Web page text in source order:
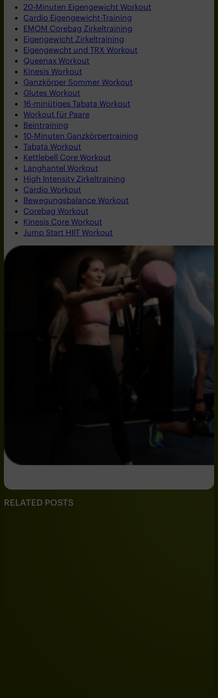
20-Minuten Eigengewicht Workout
Cardio Eigengewicht-Training
EMOM Corebag Zirkeltraining
Eigengewicht Zirkeltraining
Eigengewcht und TRX Workout
Queenax Workout
Kinesis Workout
Ganzkörper Sommer Workout
Glutes Workout
16-minütiges Tabata Workout
Workout für Paare
Beintraining
10-Minuten Ganzkörpertraining
Tabata Workout
Kettlebell Core Workout
Langhantel Workout
High Intensity Zirkeltraining
Cardio Workout
Bewegungsbalance Workout
Corebag Workout
Kinesis Core Workout
Jump Start HIIT Workout
RELATED POSTS